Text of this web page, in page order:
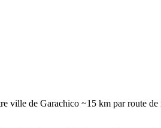
ville de Garachico ~15 km par route de